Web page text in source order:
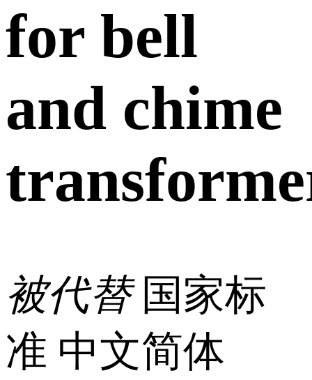
for bell
and chime
被代替 国家标
准 中文简体